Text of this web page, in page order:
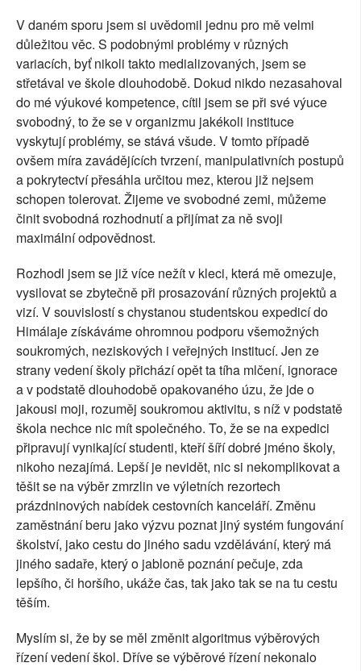
V daném sporu jsem si uvědomil jednu pro mě velmi
důležitou věc. S podobnými problémy v různých
variacích, byť nikoli takto medializovaných, jsem se
střetával ve škole dlouhodobě. Dokud nikdo nezasahoval
do mé výukové kompetence, cítil jsem se při své výuce
svobodný, to že se v organizmu jakékoli instituce
vyskytují problémy, se stává všude. V tomto případě
ovšem míra zavádějících tvrzení, manipulativních postupů
a pokrytectví přesáhla určitou mez, kterou již nejsem
schopen tolerovat. Žijeme ve svobodné zemi, můžeme
činit svobodná rozhodnutí a přijímat za ně svoji
maximální odpovědnost.
Rozhodl jsem se již více nežít v kleci, která mě omezuje,
vysilovat se zbytečně při prosazování různých projektů a
vizí. V souvislostí s chystanou studentskou expedicí do
Himálaje získáváme ohromnou podporu všemožných
soukromých, neziskových i veřejných institucí. Jen ze
strany vedení školy přichází opět ta tíha mlčení, ignorace
a v podstatě dlouhodobě opakovaného úzu, že jde o
jakousi moji, rozuměj soukromou aktivitu, s níž v podstatě
škola nechce nic mít společného. To, že se na expedici
připravují vynikající studenti, kteří šíří dobré jméno školy,
nikoho nezajímá. Lepší je nevidět, nic si nekomplikovat a
těšit se na výběr zmrzlin ve výletních rezortech
prázdninových nabídek cestovních kanceláří. Změnu
zaměstnání beru jako výzvu poznat jiný systém fungování
školství, jako cestu do jiného sadu vzdělávání, který má
jiného sadaře, který o jabloně poznání pečuje, zda
lepšího, či horšího, ukáže čas, tak jako tak se na tu cestu
těším.
Myslím si, že by se měl změnit algoritmus výběrových
řízení vedení škol. Dříve se výběrové řízení nekonalo